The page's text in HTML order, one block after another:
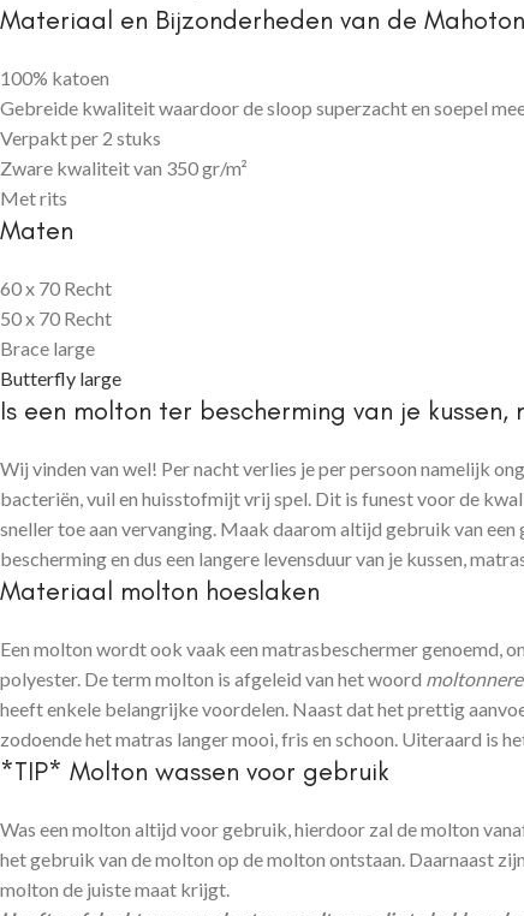
Materiaal en Bijzonderheden van de
100% katoen
Gebreide kwaliteit waardoor de sloop superzacht en soepel
Verpakt per 2 stuks
Zware kwaliteit van 350 gr/m²
Met rits
Maten
60 x 70 Recht
50 x 70 Recht
Brace large
Butterfly large
Is een molton ter bescherming van je
Wij vinden van wel! Per nacht verlies je per persoon namelijk
bacteriën, vuil en huisstofmijt vrij spel. Dit is funest voor de
sneller toe aan vervanging. Maak daarom altijd gebruik van
bescherming en dus een langere levensduur van je kussen,
Materiaal molton hoeslaken
Een molton wordt ook vaak een matrasbeschermer genoemd,
polyester. De term molton is afgeleid van het woord
heeft enkele belangrijke voordelen. Naast dat het prettig
zodoende het matras langer mooi, fris en schoon. Uiteraard is
*TIP* Molton wassen voor gebruik
Was een molton altijd voor gebruik, hierdoor zal de molton
het gebruik van de molton op de molton ontstaan. Daarnaast
molton de juiste maat krijgt.